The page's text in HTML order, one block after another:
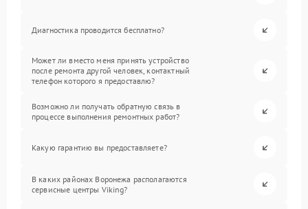
Диагностика проводится бесплатно?
Может ли вместо меня принять устройство
после ремонта другой человек, контактный
телефон которого я предоставлю?
Возможно ли получать обратную связь в
процессе выполнения ремонтных работ?
Какую гарантию вы предоставляете?
В каких районах Воронежа располагаются
сервисные центры Viking?